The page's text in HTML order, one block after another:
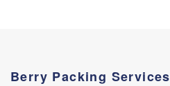
Berry Packing Services